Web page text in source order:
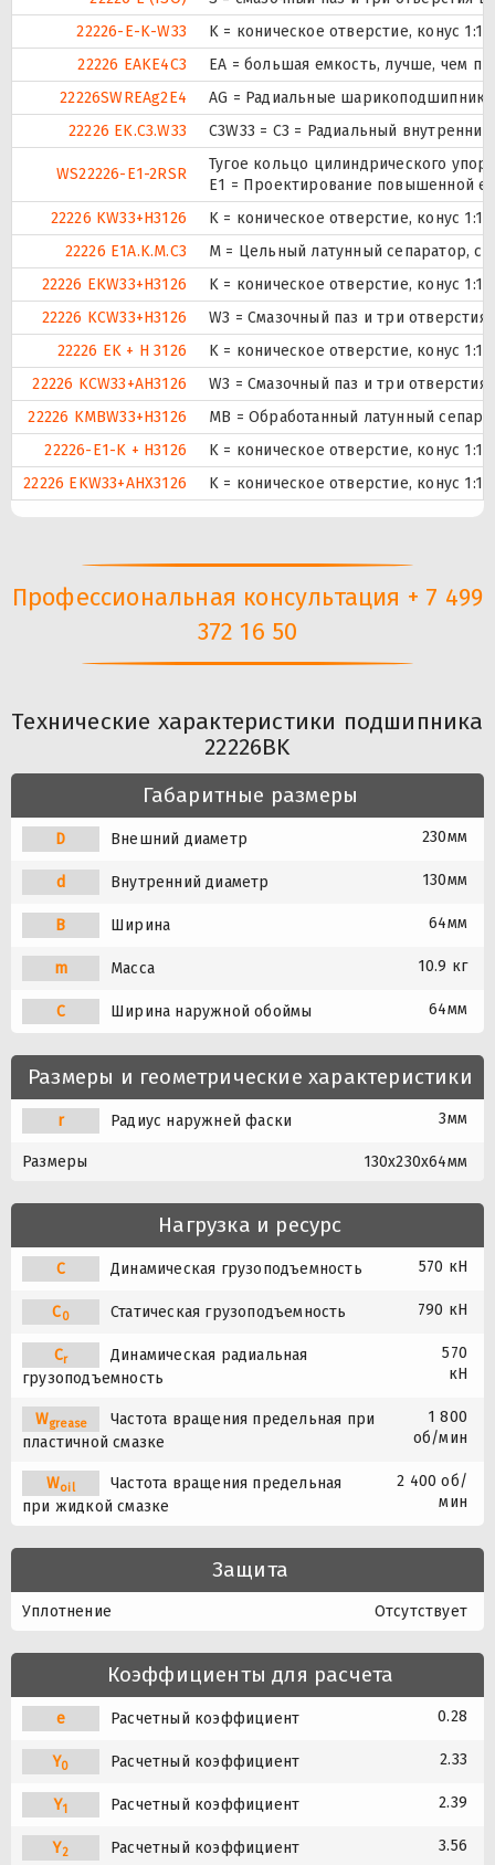
22226-E-K-W33
K = коническое отверстие, конус
22226 EAKE4C3
EA = большая емкость, лучше, чем
22226SWREAg2E4
AG = Радиальные
22226 EK.C3.W33
C3W33 = C3 = Радиальный
WS22226-E1-2RSR
Тугое кольцо цилиндрического
E1 = Проектирование повышенной
22226 KW33+H3126
K = коническое отверстие, конус
22226 E1A.K.M.C3
M = Цельный латунный сепаратор,
22226 EKW33+H3126
K = коническое отверстие, конус
22226 KCW33+H3126
W3 = Смазочный паз и три
22226 EK + H 3126
K = коническое отверстие, конус
22226 KCW33+AH3126
W3 = Смазочный паз и три
22226 KMBW33+H3126
MB = Обработанный латунный
22226-E1-K + H3126
K = коническое отверстие, конус
22226 EKW33+AHX3126
K = коническое отверстие, конус
Профессиональная консультация + 7 499
372 16 50
Технические характеристики подшипника
22226BK
Габаритные размеры
D Внешний диаметр 230мм
d Внутренний диаметр 130мм
B Ширина 64мм
m Масса 10.9 кг
C Ширина наружной обоймы 64мм
Размеры и геометрические характеристики
r Радиус наружней фаски 3мм
Размеры 130x230x64мм
Нагрузка и ресурс
C Динамическая грузоподъемность 570 кН
C0 Статическая грузоподъемность 790 кН
Cr
Динамическая радиальная
грузоподъемность
570
кН
Wgrease
Частота вращения предельная при
пластичной смазке
1 800
об/мин
Woil
Частота вращения предельная
при жидкой смазке
2 400 об/
мин
Защита
Уплотнение Отсутствует
Коэффициенты для расчета
e Расчетный коэффициент 0.28
Y0 Расчетный коэффициент 2.33
Y1 Расчетный коэффициент 2.39
Y2 Расчетный коэффициент 3.56